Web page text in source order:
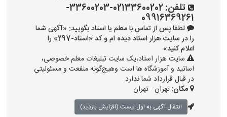
تلفن:
02133600202-33600203-
09916369261
لطفا پس از تماس با معلم یا استاد بگویید: «آگهی شما
را در سایت هزار استاد دیده ام و کد «استاد-297» را
اعلام کنید»
سایت هزار استاد،یک سایت تبلیغات معلم خصوصی،
اساتید و آموزشگاه ها است وهیچ‌گونه منفعت و مسئولیتی
در قبال قرارداد شما ندارد.
مکان:تهران - تهران
انتقال آگهی به اول لیست (افزایش بازدید)